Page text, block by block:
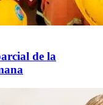
de la